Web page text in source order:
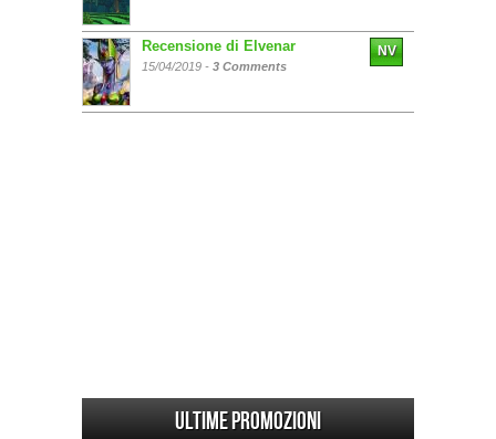
Recensione di Elvenar
15/04/2019 - 3 Comments
NV
Ultime promozioni